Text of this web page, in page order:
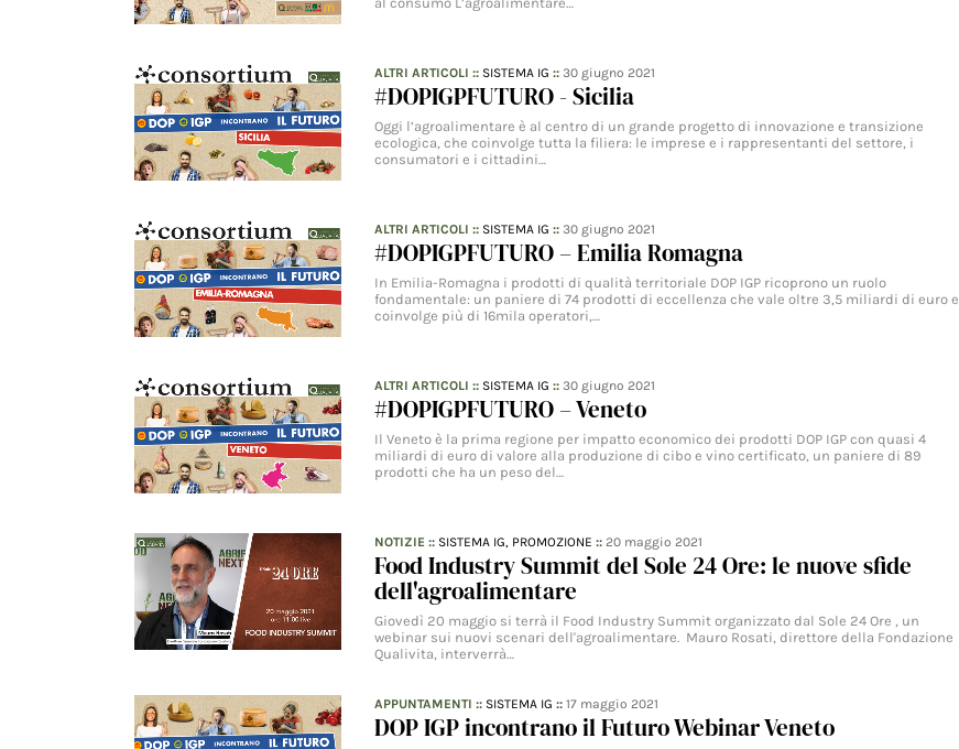
ALTRI ARTICOLI :: SISTEMA IG ::30 giugno 2021
#DOPIGPFUTURO - Sicilia
Oggi l’agroalimentare è al centro di un grande progetto di innovazione e transizione
ecologica, che coinvolge tutta la filiera: le imprese e i rappresentanti del settore, i
consumatori e i cittadini…
ALTRI ARTICOLI :: SISTEMA IG ::30 giugno 2021
#DOPIGPFUTURO – Emilia Romagna
In Emilia-Romagna i prodotti di qualità territoriale DOP IGP ricoprono un ruolo
fondamentale: un paniere di 74 prodotti di eccellenza che vale oltre 3,5 miliardi di euro e
coinvolge più di 16mila operatori,…
ALTRI ARTICOLI :: SISTEMA IG ::30 giugno 2021
#DOPIGPFUTURO – Veneto
Il Veneto è la prima regione per impatto economico dei prodotti DOP IGP con quasi 4
miliardi di euro di valore alla produzione di cibo e vino certificato, un paniere di 89
prodotti che ha un peso del…
NOTIZIE :: SISTEMA IG, PROMOZIONE ::20 maggio 2021
Food Industry Summit del Sole 24 Ore: le nuove sfide
dell'agroalimentare
Giovedì 20 maggio si terrà il Food Industry Summit organizzato dal Sole 24 Ore , un
webinar sui nuovi scenari dell'agroalimentare. Mauro Rosati, direttore della Fondazione
Qualivita, interverrà…
APPUNTAMENTI :: SISTEMA IG ::17 maggio 2021
DOP IGP incontrano il Futuro Webinar Veneto